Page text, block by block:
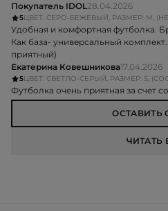
Покупатель IDOL28.04.2026
5ЦВЕТ: СЕРО-БЕЖЕВЫЙ, РАЗМЕР: M,
Удобная и комфортная футболка.
Как база- универсальный
приятный)
Екатерина Ковешникова17.04.2026
5ЦВЕТ: СВЕТЛО-СЕРЫЙ, РАЗМЕР: S,
Футболка очень приятная за счет
ОСТАВИТЬ
ЧИТАТЬ